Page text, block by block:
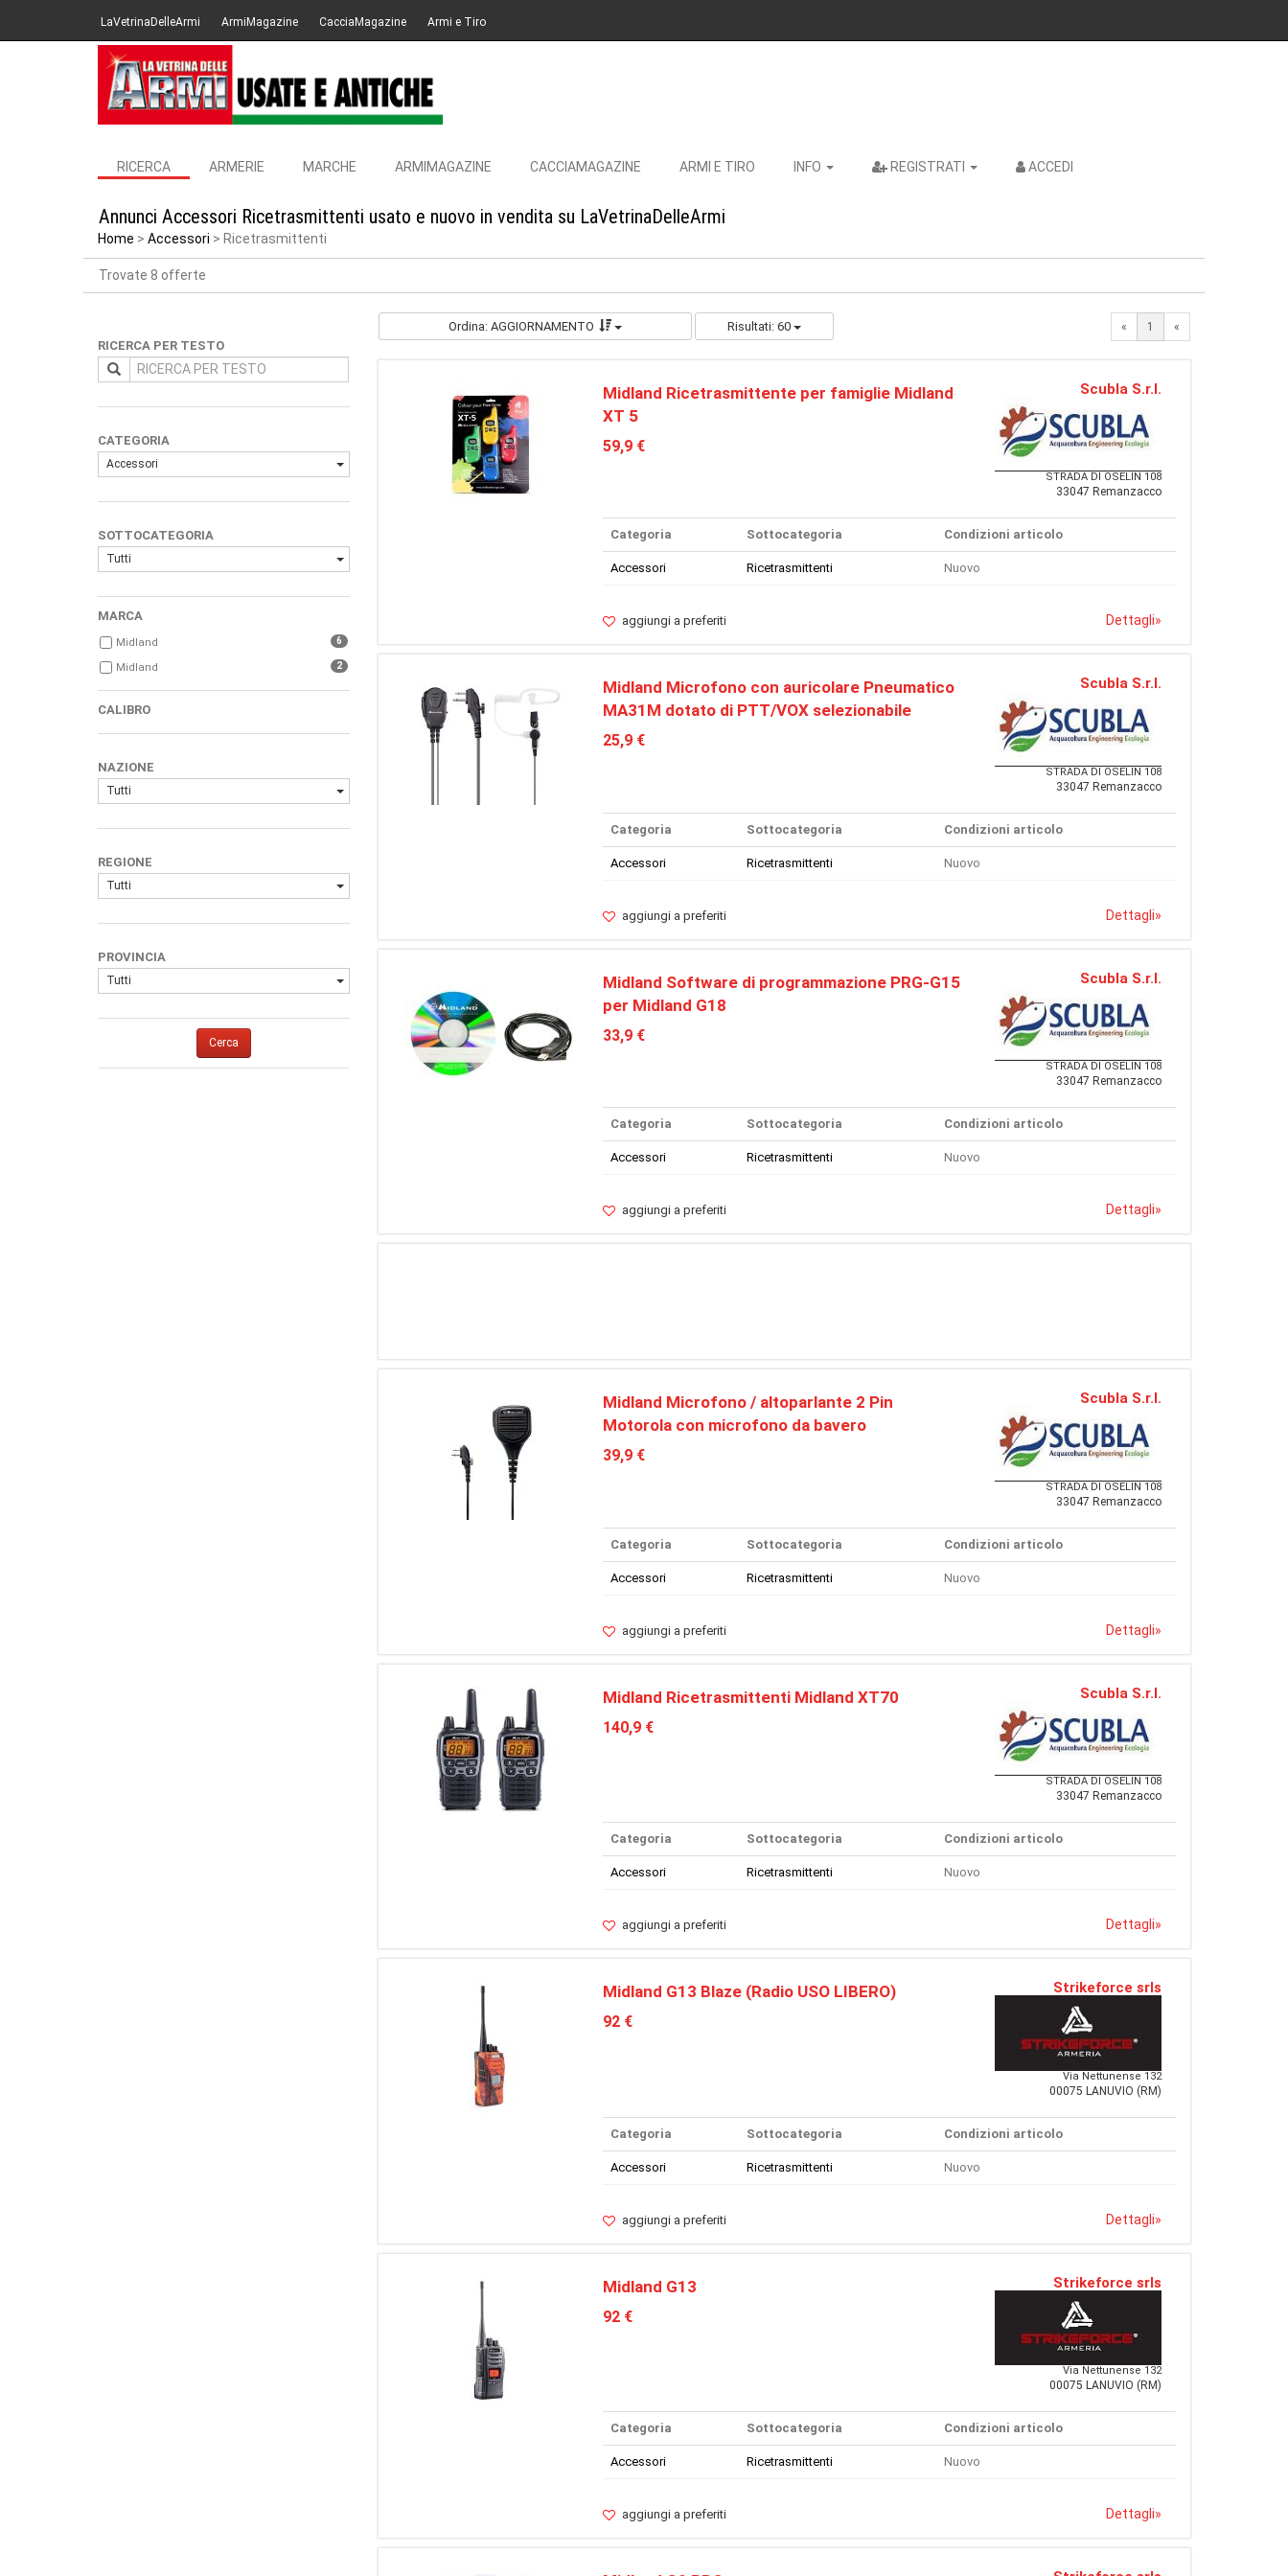
LaVetrinaDelleArmi ArmiMagazine CacciaMagazine Armi e Tiro
RICERCA ARMERIE MARCHE ARMIMAGAZINE CACCIAMAGAZINE ARMI E TIRO INFO REGISTRATI ACCEDI
Annunci Accessori Ricetrasmittenti usato e nuovo in vendita su LaVetrinaDelleArmi
Home Accessori Ricetrasmittenti
Trovate 8 offerte
RICERCA PER TESTO
CATEGORIA
Accessori
SOTTOCATEGORIA
Tutti
MARCA
Midland 6
Midland 2
CALIBRO
NAZIONE
Tutti
REGIONE
Tutti
PROVINCIA
Tutti
Cerca
Ordina: AGGIORNAMENTO Risultati: 60 « 1 «
Midland Ricetrasmittente per famiglie Midland
XT 5
59,9 €
Scubla S.r.l.
STRADA DI OSELIN 108
33047 Remanzacco
Categoria Sottocategoria Condizioni articolo
Accessori Ricetrasmittenti Nuovo
aggiungi a preferiti Dettagli»
Midland Microfono con auricolare Pneumatico
MA31M dotato di PTT/VOX selezionabile
25,9 €
Scubla S.r.l.
STRADA DI OSELIN 108
33047 Remanzacco
Categoria Sottocategoria Condizioni articolo
Accessori Ricetrasmittenti Nuovo
aggiungi a preferiti Dettagli»
Midland Software di programmazione PRG-G15
per Midland G18
33,9 €
Scubla S.r.l.
STRADA DI OSELIN 108
33047 Remanzacco
Categoria Sottocategoria Condizioni articolo
Accessori Ricetrasmittenti Nuovo
aggiungi a preferiti Dettagli»
Midland Microfono / altoparlante 2 Pin
Motorola con microfono da bavero
39,9 €
Scubla S.r.l.
STRADA DI OSELIN 108
33047 Remanzacco
Categoria Sottocategoria Condizioni articolo
Accessori Ricetrasmittenti Nuovo
aggiungi a preferiti Dettagli»
Midland Ricetrasmittenti Midland XT70
140,9 €
Scubla S.r.l.
STRADA DI OSELIN 108
33047 Remanzacco
Categoria Sottocategoria Condizioni articolo
Accessori Ricetrasmittenti Nuovo
aggiungi a preferiti Dettagli»
Midland G13 Blaze (Radio USO LIBERO)
92 €
Strikeforce srls
Via Nettunense 132
00075 LANUVIO (RM)
Categoria Sottocategoria Condizioni articolo
Accessori Ricetrasmittenti Nuovo
aggiungi a preferiti Dettagli»
Midland G13
92 €
Strikeforce srls
Via Nettunense 132
00075 LANUVIO (RM)
Categoria Sottocategoria Condizioni articolo
Accessori Ricetrasmittenti Nuovo
aggiungi a preferiti Dettagli»